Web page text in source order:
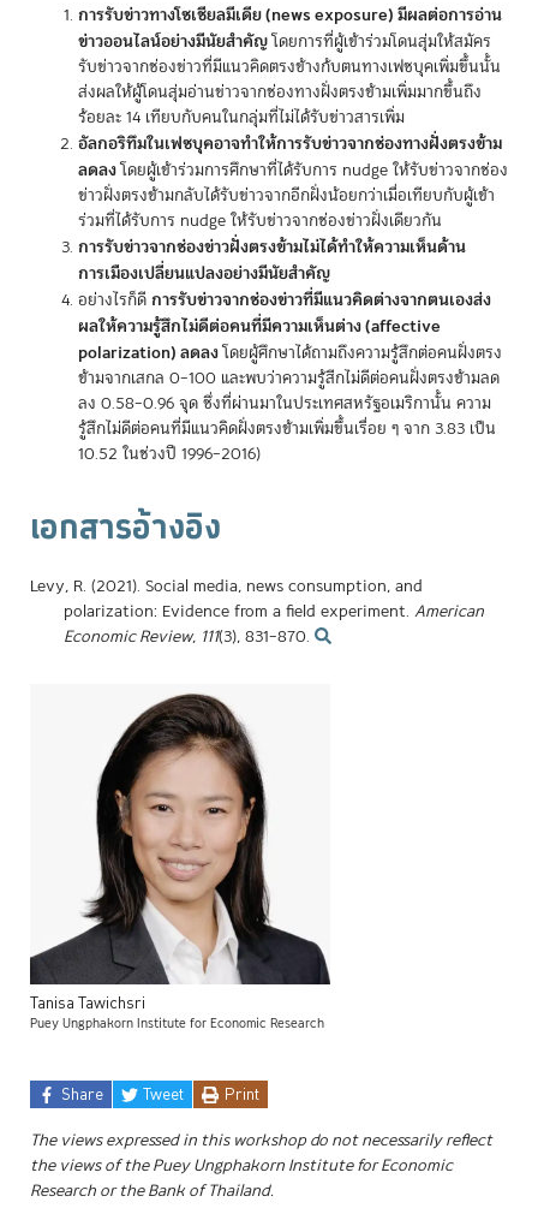
การรับข่าวทางโซเชียลมีเดีย (news exposure) มีผลต่อการอ่าน
ข่าวออนไลน์อย่างมีนัยสำคัญโดยการที่ผู้เข้าร่วมโดนสุ่มให้สมัคร
รับข่าวจากช่องข่าวที่มีแนวคิดตรงข้างก้บตนทางเฟซบุคเพิ่มขึ้นนั้น
ส่งผลให้ผู้โดนสุ่มอ่านข่าวจากช่องทางฝั่งตรงข้ามเพิ่มมากขึ้นถึง
ร้อยละ 14 เทียบกับคนในกลุ่มที่ไม่ได้รับข่าวสารเพิ่ม
อัลกอริทึมในเฟซบุคอาจทำให้การรับข่าวจากช่องทางฝั่งตรงข้าม
ลดลงโดยผู้เข้าร่วมการศึกษาที่ได้รับการ nudge ให้รับข่าวจากช่อง
ข่าวฝั่งตรงข้ามกลับได้รับข่าวจากอีกฝั่งน้อยกว่าเมื่อเทียบกับผู้เข้า
ร่วมที่ได้รับการ nudge ให้รับข่าวจากช่องข่าวฝั่งเดียวกัน
การรับข่าวจากช่องข่าวฝั่งตรงข้ามไม่ได้ทำให้ความเห็นด้าน
การเมืองเปลี่ยนแปลงอย่างมีนัยสำคัญ
อย่างไรก็ดีการรับข่าวจากช่องข่าวที่มีแนวคิดต่างจากตนเองส่ง
ผลให้ความรู้สึกไม่ดีต่อคนที่มีความเห็นต่าง (affective
polarization) ลดลงโดยผู้ศึกษาได้ถามถึงความรู้สึกต่อคนฝั่งตรง
ข้ามจากเสกล 0–100 และพบว่าความรู้สีกไม่ดีต่อคนฝั่งตรงข้ามลด
ลง 0.58–0.96 จุด ซึ่งที่ผ่านมาในประเทศสหรัฐอเมริกานั้น ความ
รู้สึกไม่ดีต่อคนที่มีแนวคิดฝั่งตรงข้ามเพิ่มขึ้นเรื่อย ๆ จาก 3.83 เป็น
10.52 ในช่วงปี 1996–2016)
เอกสารอ้างอิง
Levy, R. (2021). Social media, news consumption, and
polarization: Evidence from a field experiment. American
Economic Review, 111(3), 831–870.
Tanisa Tawichsri
Puey Ungphakorn Institute for Economic Research
Share Tweet Print
The views expressed in this workshop do not necessarily reflect
the views of the Puey Ungphakorn Institute for Economic
Research or the Bank of Thailand.